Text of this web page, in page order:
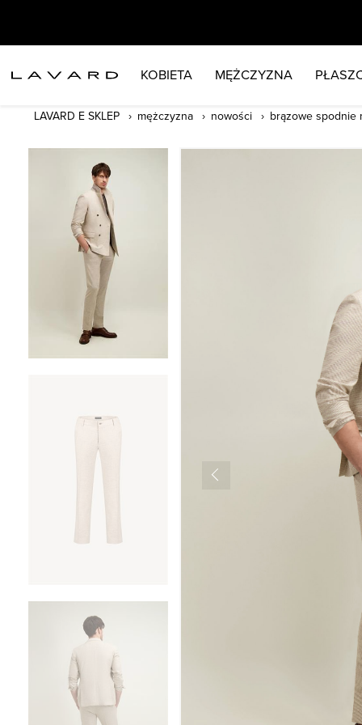
KOBIETA MĘŻCZYZNA
LAVARD E SKLEP mężczyzna nowości brązowe spodnie